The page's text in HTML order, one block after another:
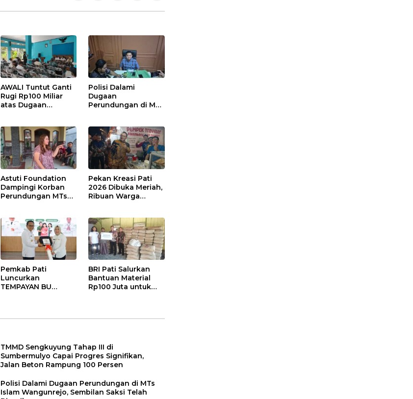
AWALI Tuntut Ganti
Rugi Rp100 Miliar
atas Dugaan
Tindak Lanjuti
Polisi Dalami
Dugaan
Perundungan di MTs
Telah Diperiksa
Astuti Foundation
Dampingi Korban
Perundungan MTs
Cegah Bullying di
Sekolah Berbasis
Agama
Pekan Kreasi Pati
2026 Dibuka Meriah,
Ribuan Warga
Potensi UMKM
Pemkab Pati
Luncurkan
TEMPAYAN BU
BRI Pati Salurkan
Bantuan Material
Rp100 Juta untuk
TMMD Sengkuyung Tahap III di
Sumbermulyo Capai Progres Signifikan,
Jalan Beton Rampung 100 Persen
Polisi Dalami Dugaan Perundungan di MTs
Islam Wangunrejo, Sembilan Saksi Telah